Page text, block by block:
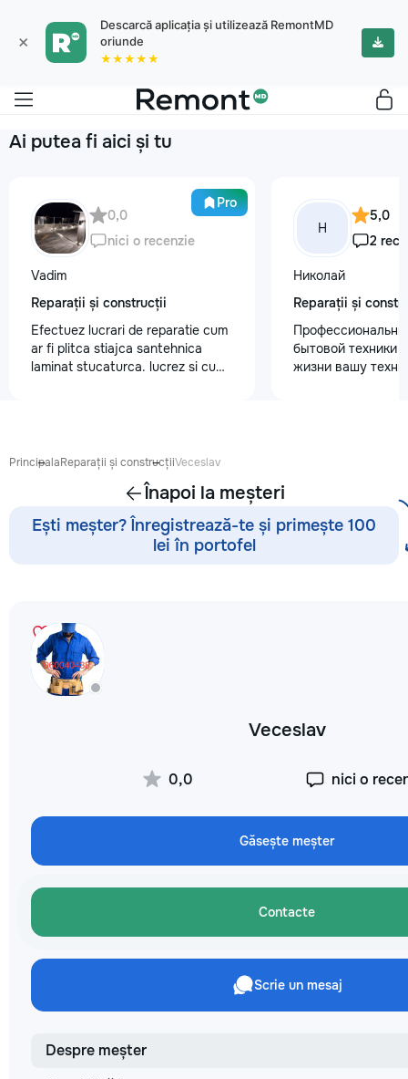
×
Descarcă aplicația și utilizează RemontMD
oriunde
★★★★★
Ai putea fi aici și tu
Pro
0,0
nici o recenzie
Vadim
Reparații și construcții
Efectuez lucrari de reparatie cum
ar fi plitca stiajca santehnica
laminat stucaturca. lucrez si cu
Н
5,0
2
Николай
Reparații și
бытовой техники
жизни вашу
посредников,
обойдется на
⚙️ Оригинальные
техника
связано с
Сантехнические
покупать новую!
PrincipalaReparații și construcțiiVeceslav
Înapoi la meșteri
Ești meșter? Înregistrează-te și primește 100
lei în portofel
Veceslav
0,0 nici o
Găsește meșter
Contacte
Scrie un mesaj
Despre meșter